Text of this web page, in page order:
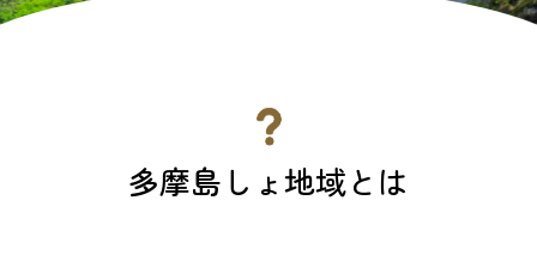
多摩島しょ地域とは